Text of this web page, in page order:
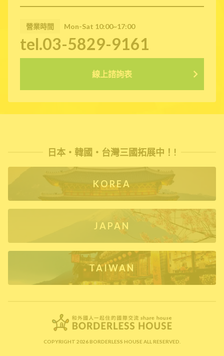
營業時間 Mon-Sat 10:00~17:00
tel.03-5829-9161
線上諮詢表
日本・韓國・台灣三國拓展中！!
KOREA
JAPAN
TAIWAN
COPYRIGHT 2026 BORDERLESS HOUSE ALL RESERVED.